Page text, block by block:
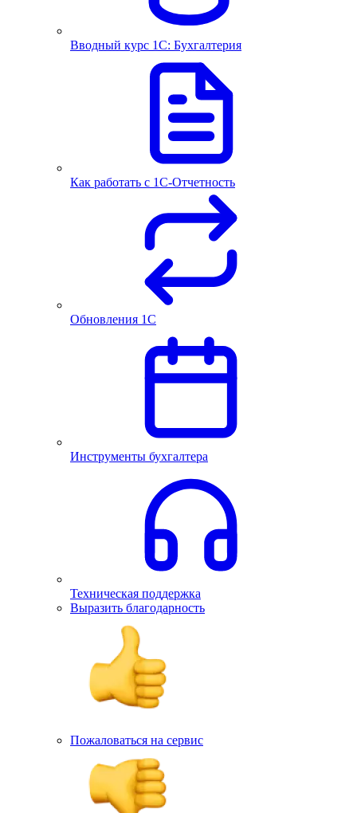
Вводный курс 1С: Бухгалтерия
Как работать с 1С‑Отчетность
Обновления 1С
Инструменты бухгалтера
Техническая поддержка
Выразить благодарность
Пожаловаться на сервис